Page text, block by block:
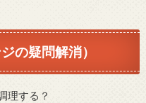
の疑問解消）
理する？